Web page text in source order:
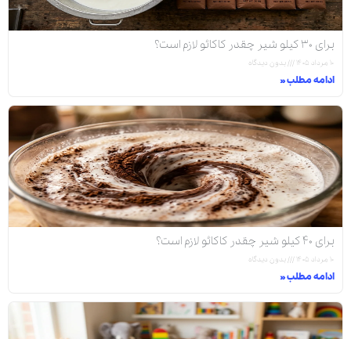
برای ۳۰ کیلو شیر چقدر کاکائو لازم است؟
۱۰ مرداد ۱۴۰۵ بدون دیدگاه
ادامه مطلب »
برای ۴۰ کیلو شیر چقدر کاکائو لازم است؟
۱۰ مرداد ۱۴۰۵ بدون دیدگاه
ادامه مطلب »